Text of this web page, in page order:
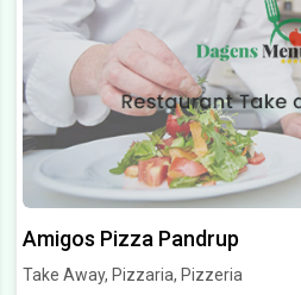
Amigos Pizza Pandrup
Take Away, Pizzaria, Pizzeria